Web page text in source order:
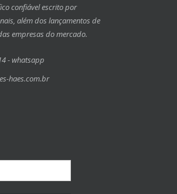
confiável escrito por
além dos lançamentos de
empresas do mercado.
- whatsapp
haes.com.br